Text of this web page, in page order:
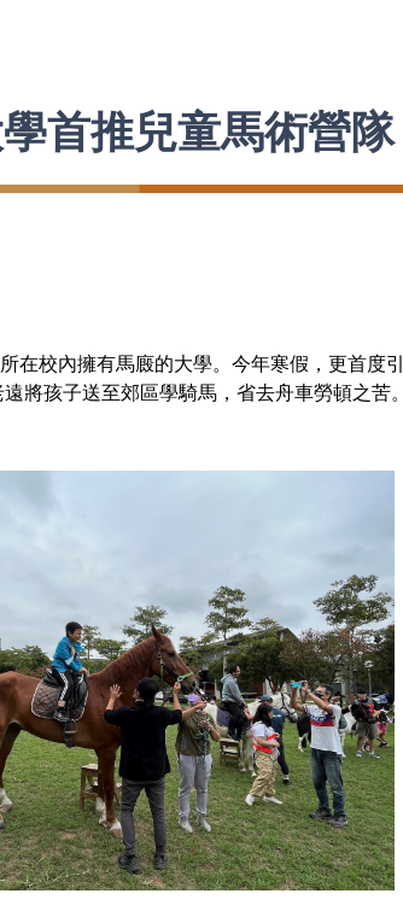
首推兒童馬術營隊
校內擁有馬廄的大學。今年寒假，更首度
將孩子送至郊區學騎馬，省去舟車勞頓之苦。